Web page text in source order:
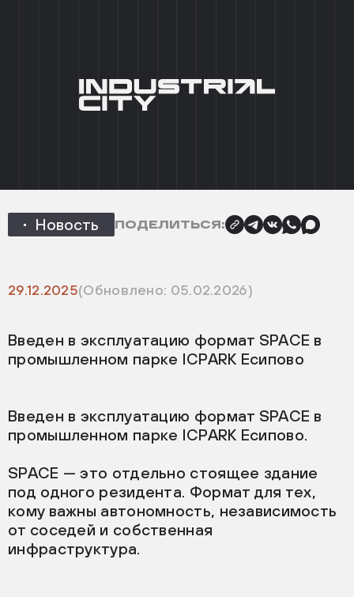
НАЗАД
29.12.2025(Обновлено: 05.02.2026)
Введен в эксплуатацию формат SPACE в
промышленном парке ICPARK Есипово
Новость ПОДЕЛИТЬСЯ:
Введен в эксплуатацию формат SPACE в
промышленном парке ICPARK Есипово.
SPACE — это отдельно стоящее здание
под одного резидента. Формат для тех,
кому важны автономность, независимость
от соседей и собственная
инфраструктура.